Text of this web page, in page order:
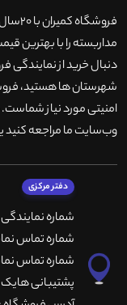
مداربسته را با بهترین
دنبال خرید از نمایندگی
شهرستان ها هستید،
امنیتی مورد نیاز
وب‌سایت ما مراجعه کنید
دفتر مرکزی
شماره
شماره تماس نمایندگی: 66764266-
شماره تماس نمایندگی: 66735544-
پشتیبانی هایک ویژن: